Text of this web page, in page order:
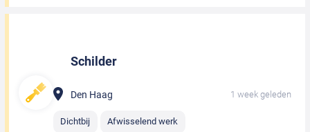
Schilder
Den Haag 1 week geleden
Dichtbij Afwisselend werk